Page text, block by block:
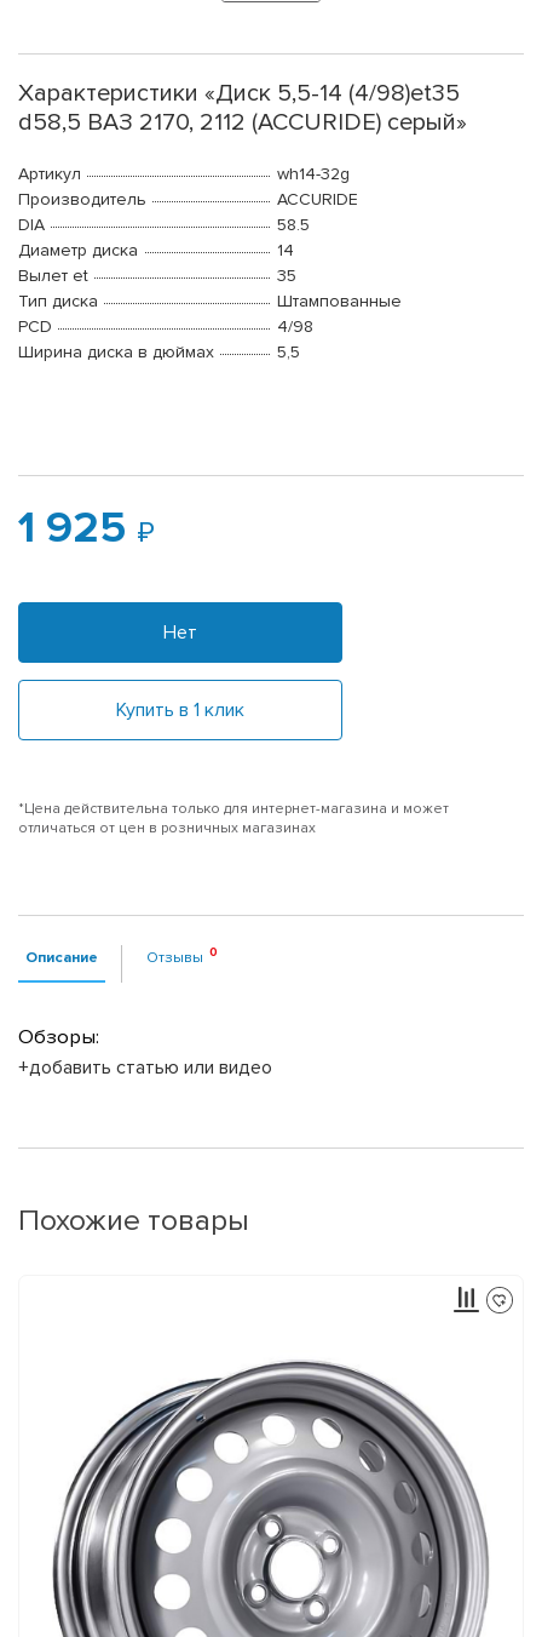
Характеристики «Диск 5,5-14 (4/98)et35
d58,5 ВАЗ 2170, 2112 (ACCURIDE) серый»
Артикул
wh14-32g
Производитель
ACCURIDE
DIA
58.5
Диаметр диска
14
Вылет et
35
Тип диска
Штампованные
PCD
4/98
Ширина диска в дюймах
5,5
1 925
Нет
Купить в 1 клик
*Цена действительна только для интернет-магазина и может
отличаться от цен в розничных магазинах
Описание Отзывы
Обзоры:
+добавить статью или видео
Похожие товары